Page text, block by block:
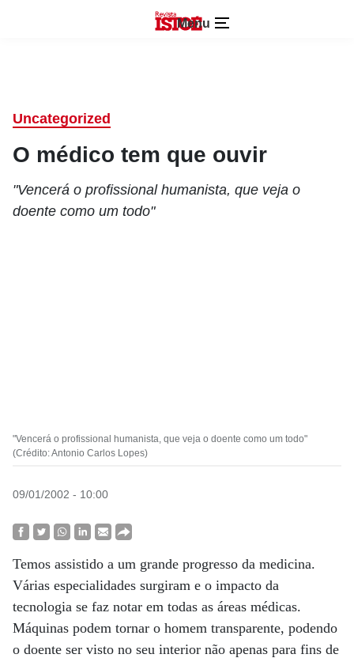
Menu
Uncategorized
O médico tem que ouvir
"Vencerá o profissional humanista, que veja o
doente como um todo"
"Vencerá o profissional humanista, que veja o doente como um todo"
(Crédito: Antonio Carlos Lopes)
09/01/2002 - 10:00
Temos assistido a um grande progresso da medicina.
Várias especialidades surgiram e o impacto da
tecnologia se faz notar em todas as áreas médicas.
Máquinas podem tornar o homem transparente, podendo
o doente ser visto no seu interior não apenas para fins de